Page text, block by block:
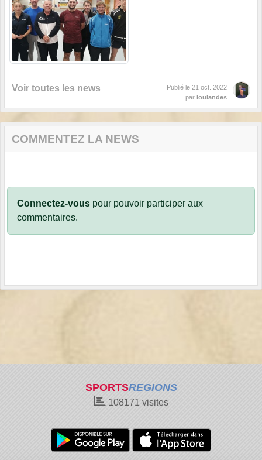
Voir toutes les news Publié le 21 oct. 2022
par loulandes
COMMENTEZ LA NEWS
Connectez-vous pour pouvoir participer aux
commentaires.
SPORTSREGIONS
108171 visites